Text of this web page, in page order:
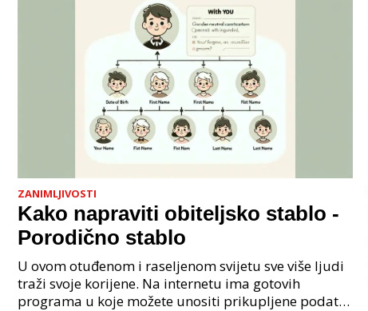
ZANIMLJIVOSTI
Kako napraviti obiteljsko stablo -
Porodično stablo
U ovom otuđenom i raseljenom svijetu sve više ljudi
traži svoje korijene. Na internetu ima gotovih
programa u koje možete unositi prikupljene podatke